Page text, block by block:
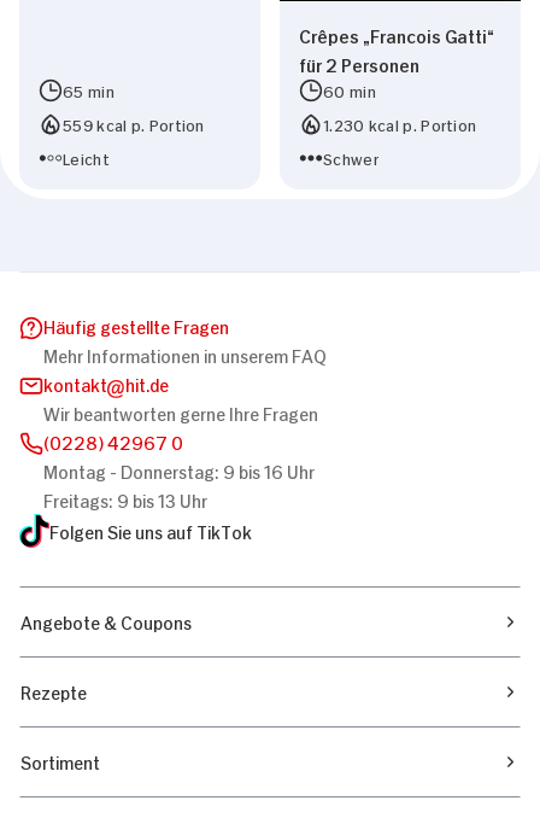
65 min
559 kcal p. Portion
Leicht
Crêpes „Francois Gatti“
für 2 Personen
60 min
1.230 kcal p. Portion
Schwer
Häufig gestellte Fragen
Mehr Informationen in unserem FAQ
kontakt
hit.de
Wir beantworten gerne Ihre Fragen
(0228) 42967 0
Montag - Donnerstag: 9 bis 16 Uhr
Freitags: 9 bis 13 Uhr
Folgen Sie uns auf TikTok
Angebote & Coupons
Rezepte
Sortiment